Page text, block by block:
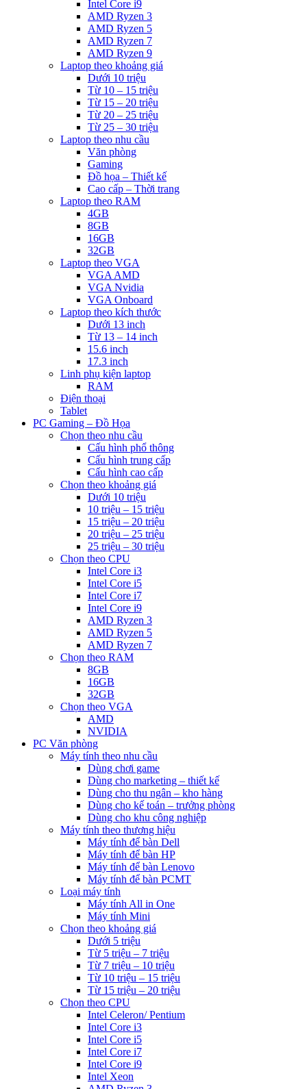
Intel Core i9
AMD Ryzen 3
AMD Ryzen 5
AMD Ryzen 7
AMD Ryzen 9
Laptop theo khoảng giá
Dưới 10 triệu
Từ 10 – 15 triệu
Từ 15 – 20 triệu
Từ 20 – 25 triệu
Từ 25 – 30 triệu
Laptop theo nhu cầu
Văn phòng
Gaming
Đồ họa – Thiết kế
Cao cấp – Thời trang
Laptop theo RAM
4GB
8GB
16GB
32GB
Laptop theo VGA
VGA AMD
VGA Nvidia
VGA Onboard
Laptop theo kích thước
Dưới 13 inch
Từ 13 – 14 inch
15.6 inch
17.3 inch
Linh phụ kiện laptop
RAM
Điện thoại
Tablet
PC Gaming – Đồ Họa
Chọn theo nhu cầu
Cấu hình phổ thông
Cấu hình trung cấp
Cấu hình cao cấp
Chọn theo khoảng giá
Dưới 10 triệu
10 triệu – 15 triệu
15 triệu – 20 triệu
20 triệu – 25 triệu
25 triệu – 30 triệu
Chọn theo CPU
Intel Core i3
Intel Core i5
Intel Core i7
Intel Core i9
AMD Ryzen 3
AMD Ryzen 5
AMD Ryzen 7
Chọn theo RAM
8GB
16GB
32GB
Chọn theo VGA
AMD
NVIDIA
PC Văn phòng
Máy tính theo nhu cầu
Dùng chơi game
Dùng cho marketing – thiết kế
Dùng cho thu ngân – kho hàng
Dùng cho kế toán – trưởng phòng
Dùng cho khu công nghiệp
Máy tính theo thương hiệu
Máy tính để bàn Dell
Máy tính để bàn HP
Máy tính để bàn Lenovo
Máy tính để bàn PCMT
Loại máy tính
Máy tính All in One
Máy tính Mini
Chọn theo khoảng giá
Dưới 5 triệu
Từ 5 triệu – 7 triệu
Từ 7 triệu – 10 triệu
Từ 10 triệu – 15 triệu
Từ 15 triệu – 20 triệu
Chọn theo CPU
Intel Celeron/ Pentium
Intel Core i3
Intel Core i5
Intel Core i7
Intel Core i9
Intel Xeon